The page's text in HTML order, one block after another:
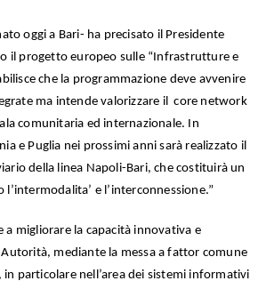
oggi a Bari- ha precisato il Presidente
il progetto europeo sulle “Infrastrutture e
che la programmazione deve avvenire
ma intende valorizzare il core network
comunitaria ed internazionale. In
e Puglia nei prossimi anni sarà realizzato il
della linea Napoli-Bari, che costituirà un
e l’interconnessione.”
a migliorare la capacità innovativa e
mediante la messa a fattor comune
particolare nell’area dei sistemi informativi